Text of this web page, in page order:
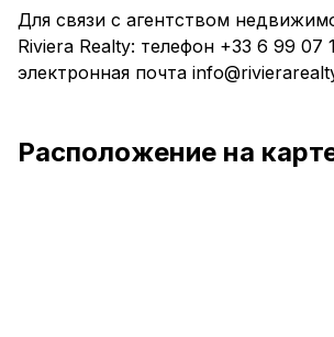
Для связи с агентством
Riviera Realty: телефон +33 6 99 07
электронная почта
Расположение на